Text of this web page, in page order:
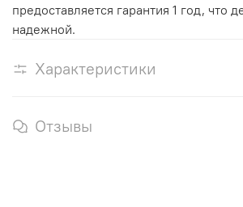
предоставляется гарантия 1 год, что
надежной.
Характеристики
Отзывы